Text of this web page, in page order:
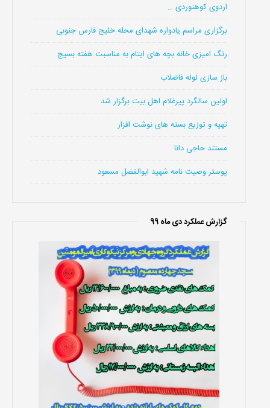
اردوی کوهنوردی …
برگزاری مراسم یادواره شهدای محله خلیج فارس جنوبی
رنگ امیزی خانه بچه های ایتام به مناسبت هفته بسیج
باز سازی لوله فاضلاب
اولین سالگرد پیرغلام اهل بیت برگزار شد
تهیه و توزیع بسته های نوشت افزار
مستند حاجی دانا
پوستر وصیت نامه شهید ابوالفضل مسعود
گزارش عملکرد دی ماه 99